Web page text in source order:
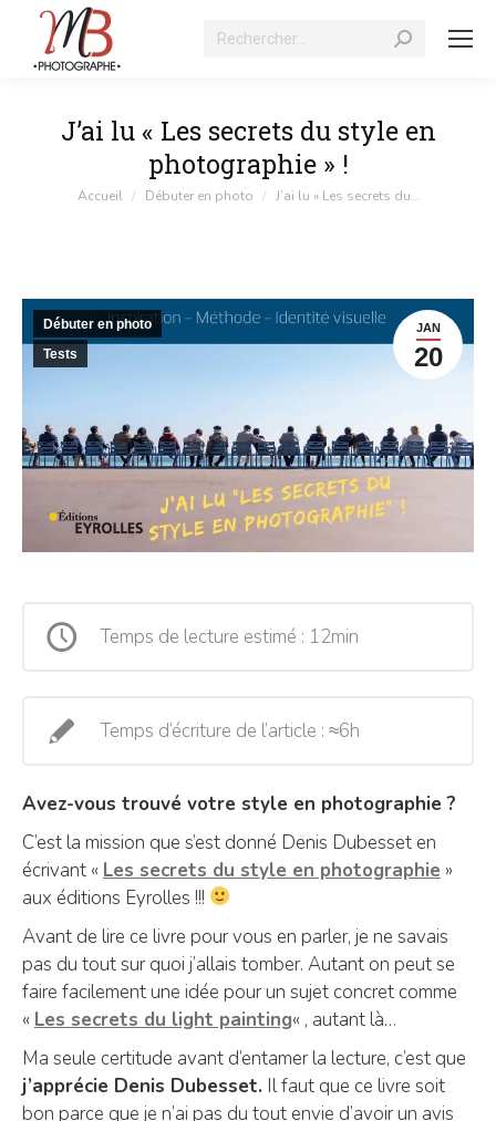
Recherche
J’ai lu « Les secrets du style en
photographie » !
Vous êtes ici :
Accueil Débuter en photo J’ai lu « Les secrets du…
JAN
20
Débuter en photo
Tests
Temps de lecture estimé : 12min
Temps d’écriture de l’article : ≈6h
Avez-vous trouvé votre style en photographie ?
C’est la mission que s’est donné Denis Dubesset en
écrivant « Les secrets du style en photographie »
aux éditions Eyrolles !!!
Avant de lire ce livre pour vous en parler, je ne savais
pas du tout sur quoi j’allais tomber. Autant on peut se
faire facilement une idée pour un sujet concret comme
« Les secrets du light painting« , autant là…
Ma seule certitude avant d’entamer la lecture, c’est que
j’apprécie Denis Dubesset. Il faut que ce livre soit
bon parce que je n’ai pas du tout envie d’avoir un avis